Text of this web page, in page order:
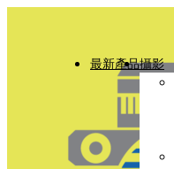
最新產品攝影